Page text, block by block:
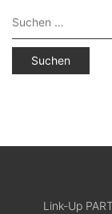
Suchen
Link-Up